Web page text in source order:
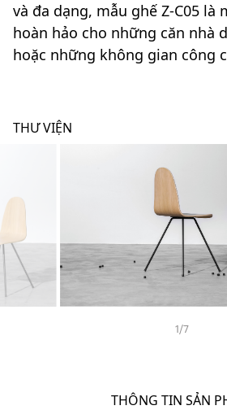
và đa dạng, mẫu ghế Z-C05 là
hoàn hảo cho những căn nhà
hoặc những không gian công
THƯ VIỆN
1/7
THÔNG TIN SẢN